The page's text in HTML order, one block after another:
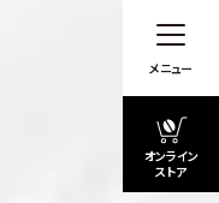
メニュー
オンライン
ストア